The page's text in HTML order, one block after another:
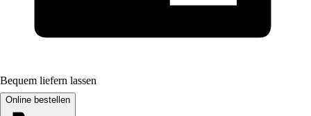
Bequem liefern lassen
Online bestellen